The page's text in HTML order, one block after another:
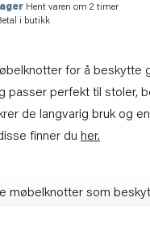
Hent varen om 2 timer
i butikk
for å beskytte
passer perfekt til stoler,
de langvarig bruk og
finner du her.
møbelknotter som